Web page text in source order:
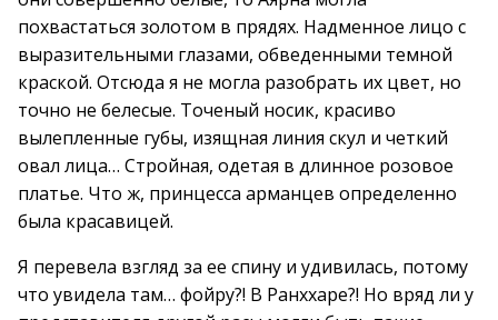
похвастаться золотом в прядях. Надменное лицо с
выразительными глазами, обведенными темной
краской. Отсюда я не могла разобрать их цвет, но
точно не белесые. Точеный носик, красиво
вылепленные губы, изящная линия скул и четкий
овал лица… Стройная, одетая в длинное розовое
платье. Что ж, принцесса арманцев определенно
была красавицей.
Я перевела взгляд за ее спину и удивилась, потому
что увидела там… фойру?! В Ранххаре?! Но вряд ли у